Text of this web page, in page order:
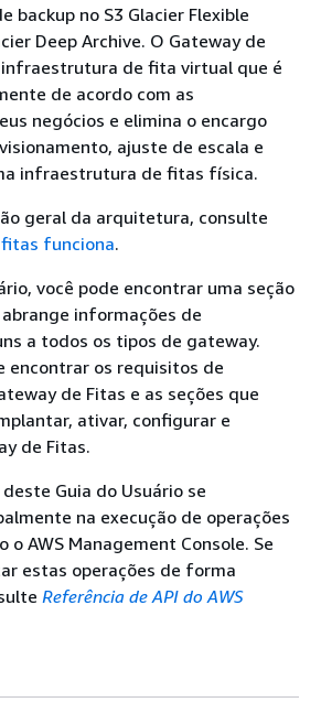
backup no S3 Glacier Flexible
Deep Archive. O Gateway de
de fita virtual que é
de acordo com as
negócios e elimina o encargo
ajuste de escala e
infraestrutura de fitas física.
geral da arquitetura, consulte
fitas funciona.
você pode encontrar uma seção
informações de
a todos os tipos de gateway.
encontrar os requisitos de
de Fitas e as seções que
ativar, configurar e
de Fitas.
Guia do Usuário se
na execução de operações
o AWS Management Console. Se
estas operações de forma
Referência de API do AWS